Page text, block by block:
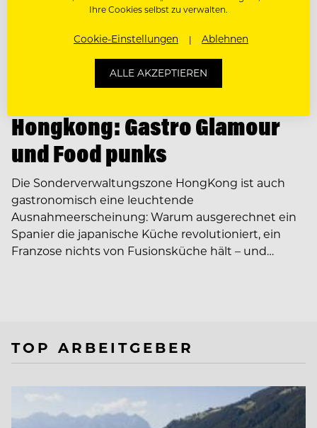
Hongkong: Gastro Glamour
und Food punks
Die Sonderverwaltungszone HongKong ist auch
gastronomisch eine leuchtende
Ausnahmeerscheinung: Warum ausgerechnet ein
Spanier die japanische Küche revolutioniert, ein
Franzose nichts von Fusionsküche hält – und…
TOP ARBEITGEBER
Ihre Cookies selbst zu verwalten.
Cookie-Einstellungen Ablehnen
ALLE AKZEPTIEREN